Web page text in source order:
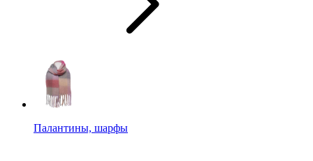
Палантины, шарфы